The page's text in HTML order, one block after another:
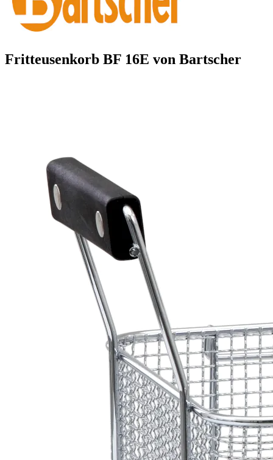
Fritteusenkorb BF 16E von Bartscher